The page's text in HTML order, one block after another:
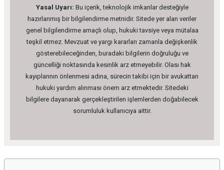
Yasal Uyarı: Bu içerik, teknolojik imkanlar desteğiyle
hazırlanmış bir bilgilendirme metnidir. Sitede yer alan veriler
genel bilgilendirme amaçlı olup, hukuki tavsiye veya mütalaa
teşkil etmez. Mevzuat ve yargı kararları zamanla değişkenlik
gösterebileceğinden, buradaki bilgilerin doğruluğu ve
güncelliği noktasında kesinlik arz etmeyebilir. Olası hak
kayıplarının önlenmesi adına, sürecin takibi için bir avukattan
hukuki yardım alınması önem arz etmektedir. Sitedeki
bilgilere dayanarak gerçekleştirilen işlemlerden doğabilecek
sorumluluk kullanıcıya aittir.